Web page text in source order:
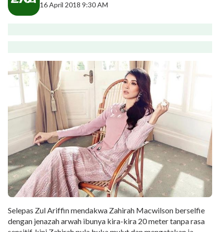
16 April 2018 9:30 AM
Selepas Zul Ariffin mendakwa Zahirah Macwilson berselfie
dengan jenazah arwah ibunya kira-kira 20 meter tanpa rasa